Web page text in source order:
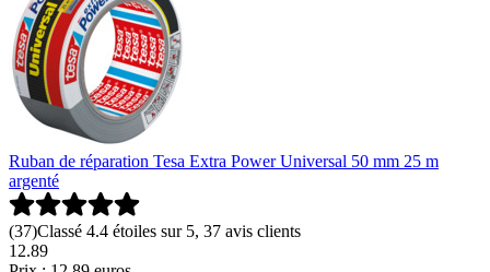
Ruban de réparation Tesa Extra Power Universal 50 mm 25 m
argenté
(37)Classé 4.4 étoiles sur 5, 37 avis clients
12.89